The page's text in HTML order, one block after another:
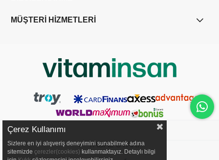
MÜŞTERİ HİZMETLERİ
YASAL UYARI
Çerez Kullanımı
Sizlere en iyi alışveriş deneyimini sunabilmek adına
sitemizde çerezler(cookies) kullanmaktayız. Detaylı bilgi